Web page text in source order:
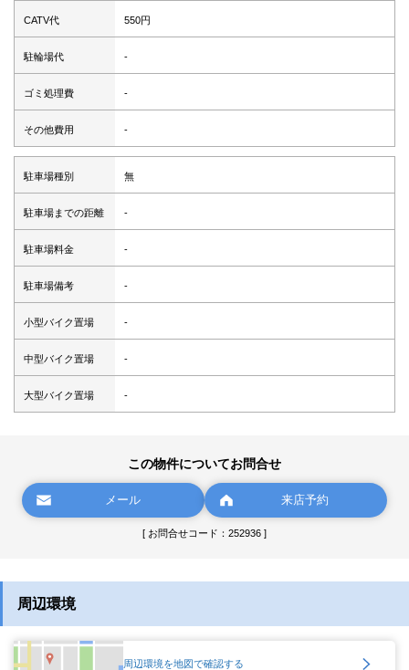
CATV代 550円
駐輪場代 -
ゴミ処理費 -
その他費用 -
駐車場種別 無
駐車場までの距離 -
駐車場料金 -
駐車場備考 -
小型バイク置場 -
中型バイク置場 -
大型バイク置場 -
この物件についてお問合せ
メール 来店予約
[ お問合せコード：252936 ]
周辺環境
周辺環境を地図で確認する